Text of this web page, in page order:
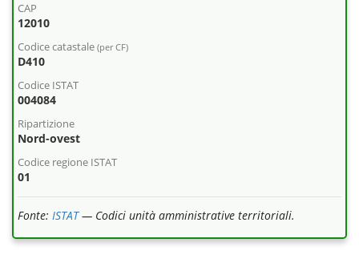
CAP
12010
Codice catastale (per CF)
D410
Codice ISTAT
004084
Ripartizione
Nord-ovest
Codice regione ISTAT
01
Fonte: ISTAT— Codici unità amministrative territoriali.